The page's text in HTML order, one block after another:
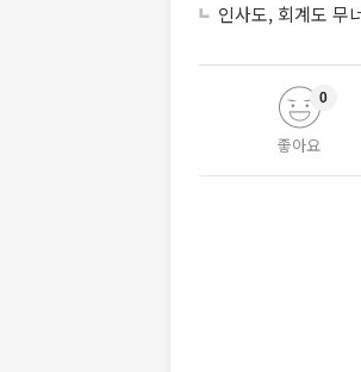
인사도, 회계도 무
좋아요
0